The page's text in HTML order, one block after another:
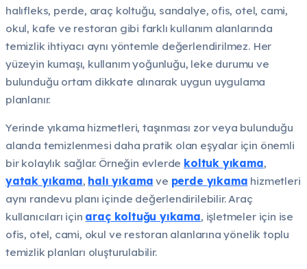
halıfleks, perde, araç koltuğu, sandalye, ofis, otel, cami,
okul, kafe ve restoran gibi farklı kullanım alanlarında
temizlik ihtiyacı aynı yöntemle değerlendirilmez. Her
yüzeyin kumaşı, kullanım yoğunluğu, leke durumu ve
bulunduğu ortam dikkate alınarak uygun uygulama
planlanır.
Yerinde yıkama hizmetleri, taşınması zor veya bulunduğu
alanda temizlenmesi daha pratik olan eşyalar için önemli
bir kolaylık sağlar. Örneğin evlerde koltuk yıkama,
yatak yıkama, halı yıkama ve perde yıkama hizmetleri
aynı randevu planı içinde değerlendirilebilir. Araç
kullanıcıları için araç koltuğu yıkama, işletmeler için ise
ofis, otel, cami, okul ve restoran alanlarına yönelik toplu
temizlik planları oluşturulabilir.